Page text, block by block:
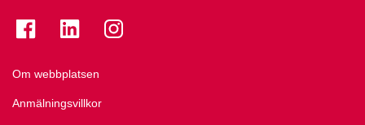
Om webbplatsen
Anmälningsvillkor
Se folkuniversitetet på Facebook
Se folkuniversitetet på LinkedIn